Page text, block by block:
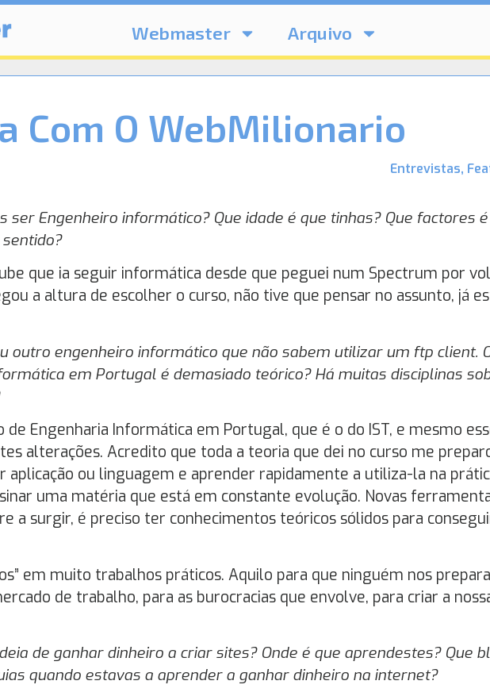
Webmaster Arquivo
Com O WebMilionario
Entrevistas,
ser Engenheiro informático? Que idade é que tinhas? Que factores
que ia seguir informática desde que peguei num Spectrum por
a altura de escolher o curso, não tive que pensar no assunto, já
outro engenheiro informático que não sabem utilizar um ftp client.
em Portugal é demasiado teórico? Há muitas disciplinas
de Engenharia Informática em Portugal, que é o do IST, e mesmo
alterações. Acredito que toda a teoria que dei no curso me
aplicação ou linguagem e aprender rapidamente a utiliza-la na
uma matéria que está em constante evolução. Novas
a surgir, é preciso ter conhecimentos teóricos sólidos para
em muito trabalhos práticos. Aquilo para que ninguém nos
de trabalho, para as burocracias que envolve, para criar a
de ganhar dinheiro a criar sites? Onde é que aprendestes? Que
quando estavas a aprender a ganhar dinheiro na internet?